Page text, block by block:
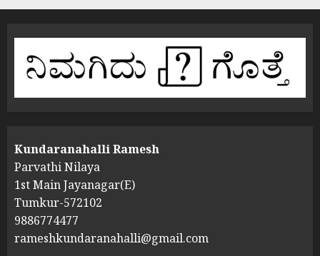
Kundaranahalli Ramesh
Parvathi Nilaya
1st Main Jayanagar(E)
Tumkur-572102
9886774477
rameshkundaranahalli@gmail.com